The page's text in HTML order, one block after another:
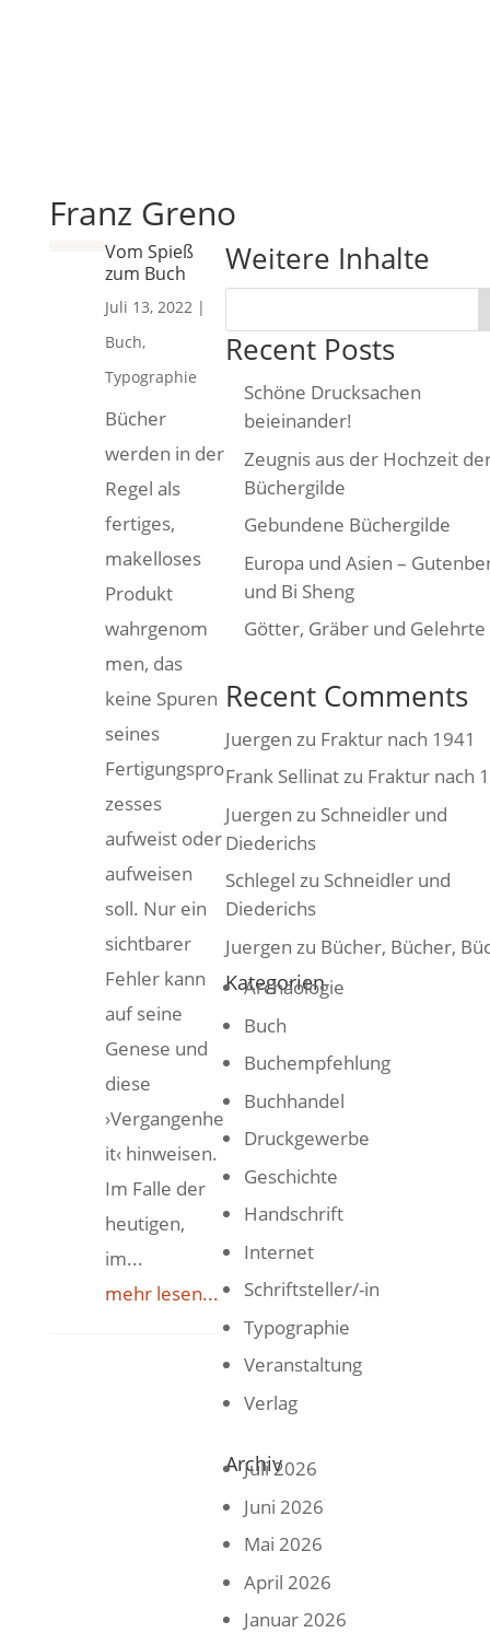
Franz Greno
Vom Spieß
zum Buch
Juli 13, 2022 |
Buch,
Typographie
Bücher
werden in der
Regel als
fertiges,
makelloses
Produkt
wahrgenom
men, das
keine Spuren
seines
Fertigungspro
zesses
aufweist oder
aufweisen
soll. Nur ein
sichtbarer
Fehler kann
auf seine
Genese und
diese
›Vergangenhe
it‹ hinweisen.
Im Falle der
heutigen,
im...
mehr lesen...
Weitere Inhalte
Recent Posts
Schöne Drucksachen
beieinander!
Zeugnis aus der Hochzeit
Büchergilde
Gebundene Büchergilde
Europa und Asien –
und Bi Sheng
Götter, Gräber und Gelehrte
Recent Comments
Juergen zu Fraktur nach 1941
Frank Sellinatzu Fraktur nach
Juergen zu Schneidler und
Diederichs
Schlegel zu Schneidler und
Diederichs
Juergen zu Bücher, Bücher,
Kategorien
Archäologie
Buch
Buchempfehlung
Buchhandel
Druckgewerbe
Geschichte
Handschrift
Internet
Schriftsteller/-in
Typographie
Veranstaltung
Verlag
Archiv
Juli 2026
Juni 2026
Mai 2026
April 2026
Januar 2026